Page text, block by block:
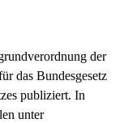
der
das Bundesgesetz
publiziert. In
unter